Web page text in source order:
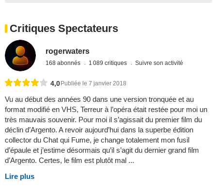
Critiques Spectateurs
rogerwaters
168 abonnés 1 089 critiques Suivre son activité
4,0Publiée le 7 janvier 2018
Vu au début des années 90 dans une version tronquée et au
format modifié en VHS, Terreur à l’opéra était restée pour moi un
très mauvais souvenir. Pour moi il s’agissait du premier film du
déclin d’Argento. A revoir aujourd’hui dans la superbe édition
collector du Chat qui Fume, je change totalement mon fusil
d’épaule et j’estime désormais qu’il s’agit du dernier grand film
d’Argento. Certes, le film est plutôt mal ...
Lire plus